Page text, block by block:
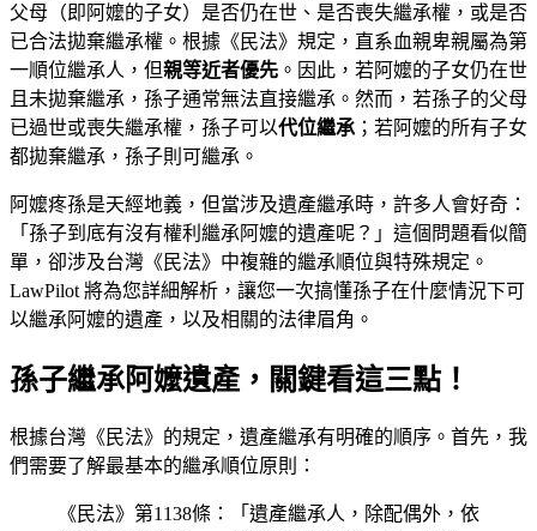
父母（即阿嬤的子女）是否仍在世、是否喪失繼承權，或是否
已合法拋棄繼承權。根據《民法》規定，直系血親卑親屬為第
一順位繼承人，但親等近者優先 。因此，若阿嬤的子女仍在世
且未拋棄繼承，孫子通常無法直接繼承。然而，若孫子的父母
已過世或喪失繼承權，孫子可以代位繼承 ；若阿嬤的所有子女
都拋棄繼承，孫子則可繼承。
阿嬤疼孫是天經地義，但當涉及遺產繼承時，許多人會好奇：
「孫子到底有沒有權利繼承阿嬤的遺產呢？」這個問題看似簡
單，卻涉及台灣《民法》中複雜的繼承順位與特殊規定。
LawPilot 將為您詳細解析，讓您一次搞懂孫子在什麼情況下可
以繼承阿嬤的遺產，以及相關的法律眉角。
孫子繼承阿嬤遺產，關鍵看這三點！
根據台灣《民法》的規定，遺產繼承有明確的順序。首先，我
們需要了解最基本的繼承順位原則：
《民法》第1138條：「遺產繼承人，除配偶外，依